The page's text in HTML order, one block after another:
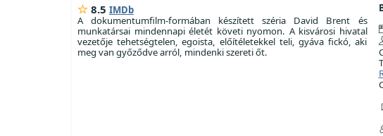
8.5 IMDb
A dokumentumfilm-formában készített széria David Brent és
munkatársai mindennapi életét követi nyomon. A kisvárosi hivatal
vezetője tehetségtelen, egoista, előítéletekkel teli, gyáva fickó, aki
meg van győződve arról, mindenki szereti őt.